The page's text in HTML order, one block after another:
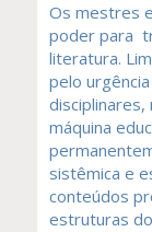
Os mestres
poder para
literatura.
pelo
máquina
sistêmica e
conteúdos
estruturas